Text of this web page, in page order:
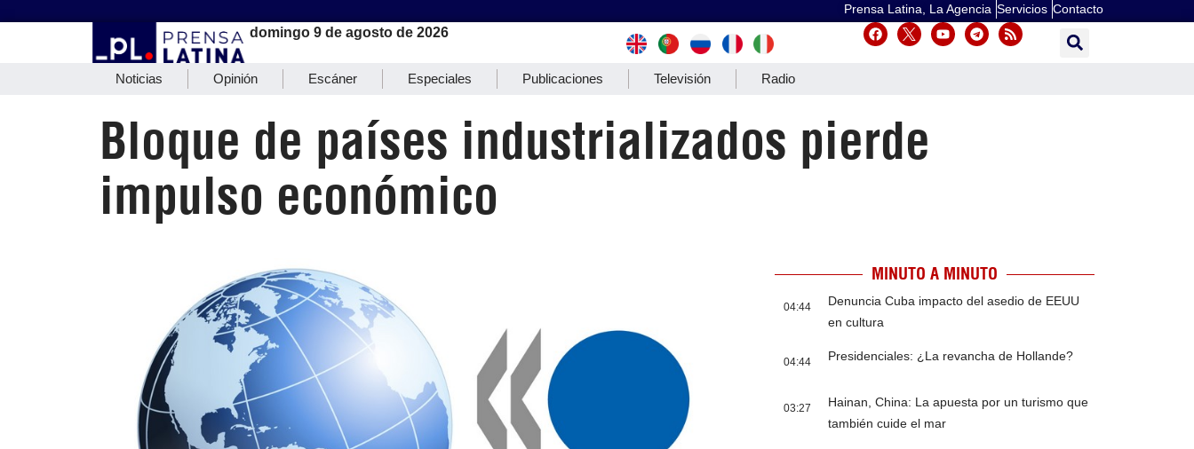
Prensa Latina, La Agencia Servicios Contacto
domingo 9 de agosto de 2026
Noticias Opinión Escáner Especiales Publicaciones Televisión Radio
Bloque de países industrializados pierde
impulso económico
MINUTO A MINUTO
04:44
Denuncia Cuba impacto del asedio de EEUU
en cultura
04:44 Presidenciales: ¿La revancha de Hollande?
03:27
Hainan, China: La apuesta por un turismo que
también cuide el mar